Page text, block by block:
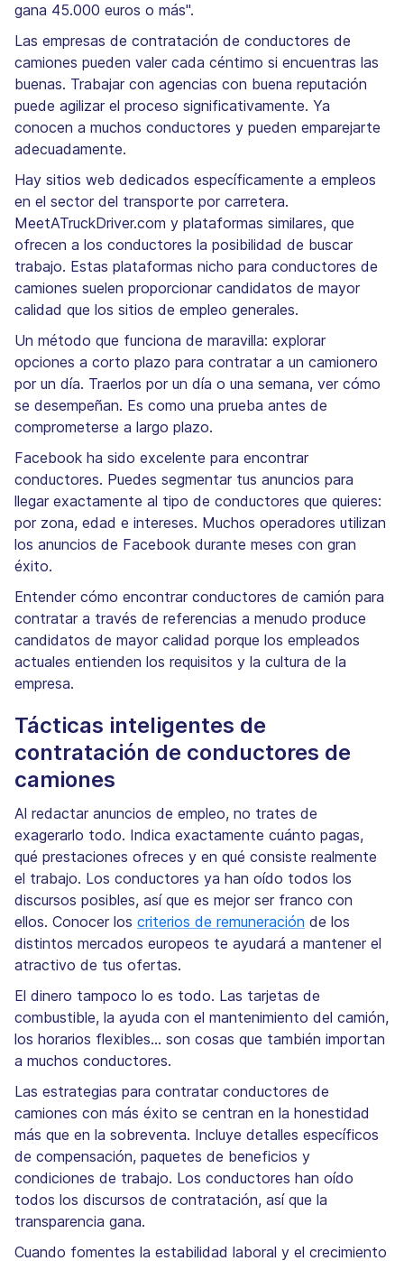
gana 45.000 euros o más".
Las empresas de contratación de conductores de
camiones pueden valer cada céntimo si encuentras las
buenas. Trabajar con agencias con buena reputación
puede agilizar el proceso significativamente. Ya
conocen a muchos conductores y pueden emparejarte
adecuadamente.
Hay sitios web dedicados específicamente a empleos
en el sector del transporte por carretera.
MeetATruckDriver.com y plataformas similares, que
ofrecen a los conductores la posibilidad de buscar
trabajo. Estas plataformas nicho para conductores de
camiones suelen proporcionar candidatos de mayor
calidad que los sitios de empleo generales.
Un método que funciona de maravilla: explorar
opciones a corto plazo para contratar a un camionero
por un día. Traerlos por un día o una semana, ver cómo
se desempeñan. Es como una prueba antes de
comprometerse a largo plazo.
Facebook ha sido excelente para encontrar
conductores. Puedes segmentar tus anuncios para
llegar exactamente al tipo de conductores que quieres:
por zona, edad e intereses. Muchos operadores utilizan
los anuncios de Facebook durante meses con gran
éxito.
Entender cómo encontrar conductores de camión para
contratar a través de referencias a menudo produce
candidatos de mayor calidad porque los empleados
actuales entienden los requisitos y la cultura de la
empresa.
Tácticas inteligentes de
contratación de conductores de
camiones
Al redactar anuncios de empleo, no trates de
exagerarlo todo. Indica exactamente cuánto pagas,
qué prestaciones ofreces y en qué consiste realmente
el trabajo. Los conductores ya han oído todos los
discursos posibles, así que es mejor ser franco con
ellos. Conocer los criterios de remuneración de los
distintos mercados europeos te ayudará a mantener el
atractivo de tus ofertas.
El dinero tampoco lo es todo. Las tarjetas de
combustible, la ayuda con el mantenimiento del camión,
los horarios flexibles... son cosas que también importan
a muchos conductores.
Las estrategias para contratar conductores de
camiones con más éxito se centran en la honestidad
más que en la sobreventa. Incluye detalles específicos
de compensación, paquetes de beneficios y
condiciones de trabajo. Los conductores han oído
todos los discursos de contratación, así que la
transparencia gana.
Cuando fomentes la estabilidad laboral y el crecimiento